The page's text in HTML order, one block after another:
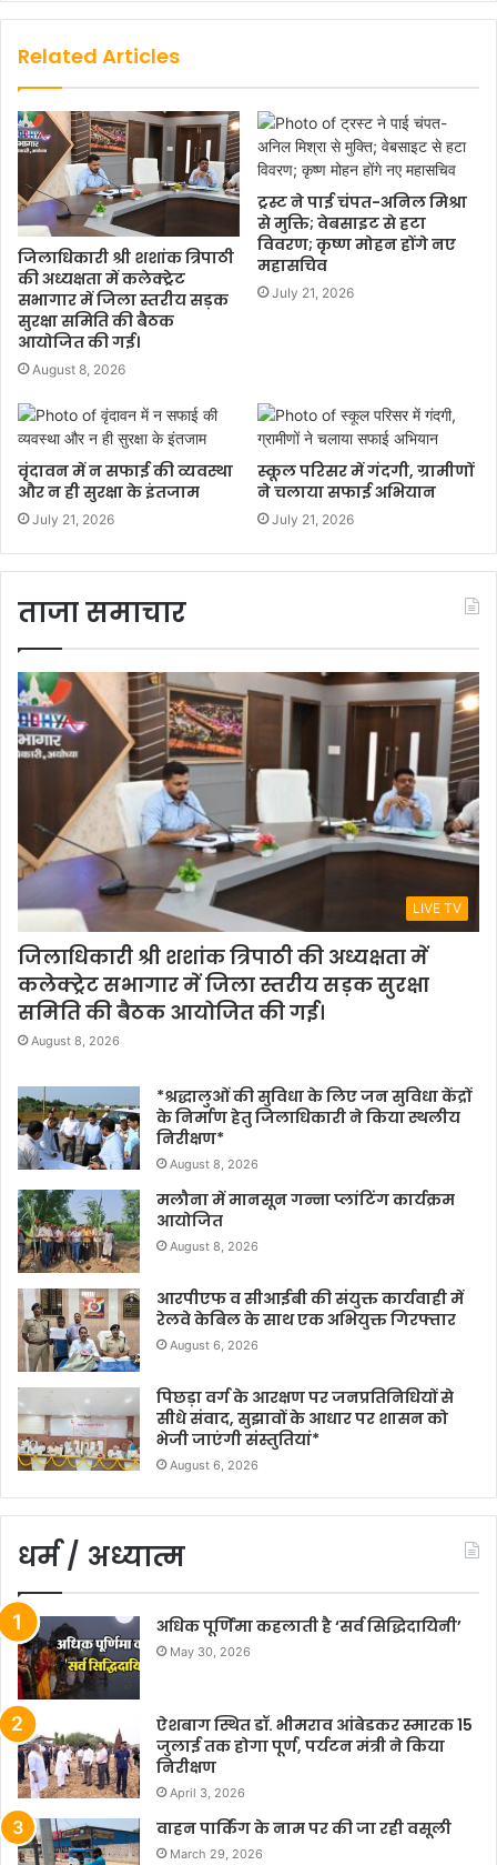
Related Articles
जिलाधिकारी श्री शशांक त्रिपाठी
की अध्यक्षता में कलेक्ट्रेट
सभागार में जिला स्तरीय सड़क
सुरक्षा समिति की बैठक
आयोजित की गई।
August 8, 2026
ट्रस्ट ने पाई चंपत-अनिल मिश्रा
से मुक्ति; वेबसाइट से हटा
विवरण; कृष्ण मोहन होंगे नए
महासचिव
July 21, 2026
वृंदावन में न सफाई की व्यवस्था
और न ही सुरक्षा के इंतजाम
July 21, 2026
स्कूल परिसर में गंदगी, ग्रामीणों
ने चलाया सफाई अभियान
July 21, 2026
ताजा समाचार
LIVE TV
जिलाधिकारी श्री शशांक त्रिपाठी की अध्यक्षता में
कलेक्ट्रेट सभागार में जिला स्तरीय सड़क सुरक्षा
समिति की बैठक आयोजित की गई।
August 8, 2026
*श्रद्धालुओं की सुविधा के लिए जन सुविधा केंद्रों
के निर्माण हेतु जिलाधिकारी ने किया स्थलीय
निरीक्षण*
August 8, 2026
मलौना में मानसून गन्ना प्लांटिंग कार्यक्रम
आयोजित
August 8, 2026
आरपीएफ व सीआईबी की संयुक्त कार्यवाही में
रेलवे केबिल के साथ एक अभियुक्त गिरफ्तार
August 6, 2026
पिछड़ा वर्ग के आरक्षण पर जनप्रतिनिधियों से
सीधे संवाद, सुझावों के आधार पर शासन को
भेजी जाएंगी संस्तुतियां*
August 6, 2026
धर्म / अध्यात्म
अधिक पूर्णिमा कहलाती है ‘सर्व सिद्धिदायिनी’
May 30, 2026
ऐशबाग स्थित डॉ. भीमराव आंबेडकर स्मारक 15
जुलाई तक होगा पूर्ण, पर्यटन मंत्री ने किया
निरीक्षण
April 3, 2026
वाहन पार्किंग के नाम पर की जा रही वसूली
March 29, 2026